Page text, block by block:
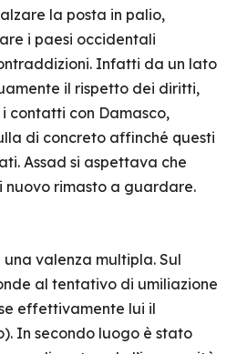
la posta in palio,
i paesi occidentali
Infatti da un lato
il rispetto dei diritti,
contatti con Damasco,
di concreto affinché questi
Assad si aspettava che
nuovo rimasto a guardare.
una valenza multipla. Sul
al tentativo di umiliazione
effettivamente lui il
In secondo luogo è stato